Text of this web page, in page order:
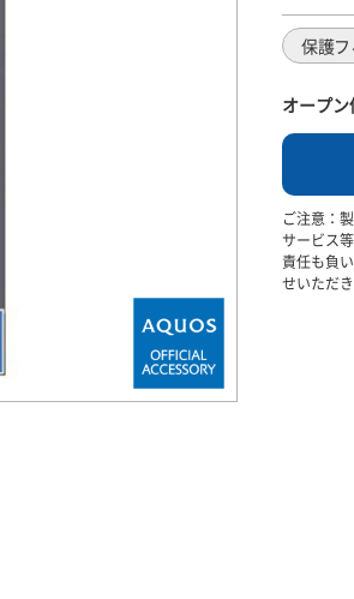
保護フ
オープン
ご注意：
サービス
責任も負
せいただ